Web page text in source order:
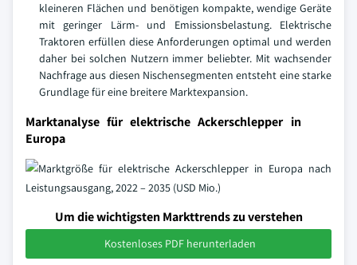
kleineren Flächen und benötigen kompakte, wendige Geräte
mit geringer Lärm- und Emissionsbelastung. Elektrische
Traktoren erfüllen diese Anforderungen optimal und werden
daher bei solchen Nutzern immer beliebter. Mit wachsender
Nachfrage aus diesen Nischensegmenten entsteht eine starke
Grundlage für eine breitere Marktexpansion.
Marktanalyse für elektrische Ackerschlepper in
Europa
Um die wichtigsten Markttrends zu verstehen
Kostenloses PDF herunterladen